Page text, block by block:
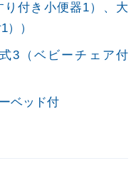
付き小便器1）、大
）
3（ベビーチェア付
ベッド付